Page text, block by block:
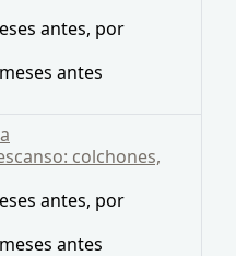
antes, por
antes
colchones,
antes, por
antes